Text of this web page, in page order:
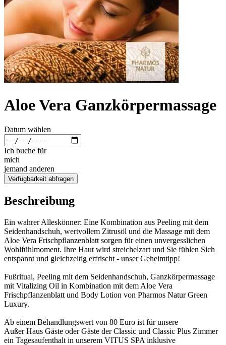
Aloe Vera Ganzkörpermassage
Datum wählen
Ich buche für
mich
jemand anderen
Verfügbarkeit abfragen
Beschreibung
Ein wahrer Alleskönner: Eine Kombination aus Peeling mit dem
Seidenhandschuh, wertvollem Zitrusöl und die Massage mit dem
Aloe Vera Frischpflanzenblatt sorgen für einen unvergesslichen
Wohlfühlmoment. Ihre Haut wird streichelzart und Sie fühlen Sich
entspannt und gleichzeitig erfrischt - unser Geheimtipp!
Fußritual, Peeling mit dem Seidenhandschuh, Ganzkörpermassage
mit Vitalizing Oil in Kombination mit dem Aloe Vera
Frischpflanzenblatt und Body Lotion von Pharmos Natur Green
Luxury.
Ab einem Behandlungswert von 80 Euro ist für unsere
Außer Haus Gäste oder Gäste der Classic und Classic Plus Zimmer
ein Tagesaufenthalt in unserem VITUS SPA inklusive